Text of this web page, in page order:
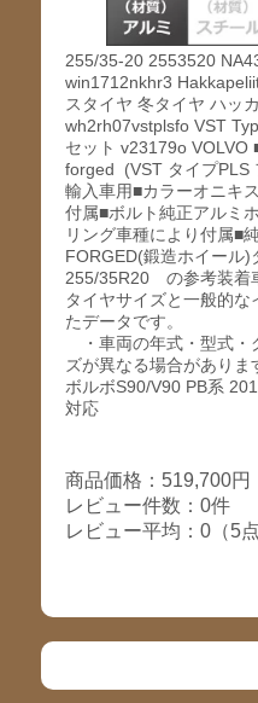
255/35-20 2553520
win1712nkhr3
スタイヤ 冬タイヤ ハッ
wh2rh07vstplsfo VST
セット v23179o VOLVO
forged (VST タイプPLS
輸入車用■カラーオニキ
付属■ボルト純正アルミ
リング車種により付属■
FORGED(鍛造ホイール)
255/35R20 の参考装着
タイヤサイズと一般的
たデータです。
・車両の年式・型式・
ズが異なる場合がありま
ボルボS90/V90 PB系
対応
商品価格：519,700円
レビュー件数：0件
レビュー平均：0（5点